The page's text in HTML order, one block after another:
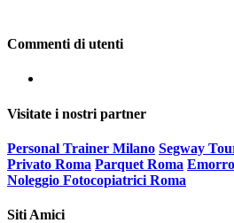
Commenti di utenti
Visitate i nostri partner
Personal Trainer Milano Segway
Privato Roma Parquet Roma
Noleggio Fotocopiatrici Roma
Siti Amici